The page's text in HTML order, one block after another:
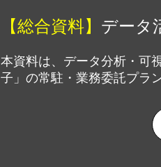
【総合資料】 データ
本資料は、データ分析・可
子」の常駐・業務委託プラ